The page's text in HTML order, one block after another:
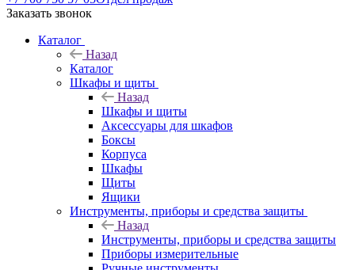
Заказать звонок
Каталог
Назад
Каталог
Шкафы и щиты
Назад
Шкафы и щиты
Аксессуары для шкафов
Боксы
Корпуса
Шкафы
Щиты
Ящики
Инструменты, приборы и средства защиты
Назад
Инструменты, приборы и средства защиты
Приборы измерительные